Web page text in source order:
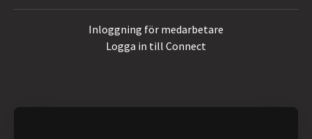
Inloggning för medarbetare
Logga in till Connect